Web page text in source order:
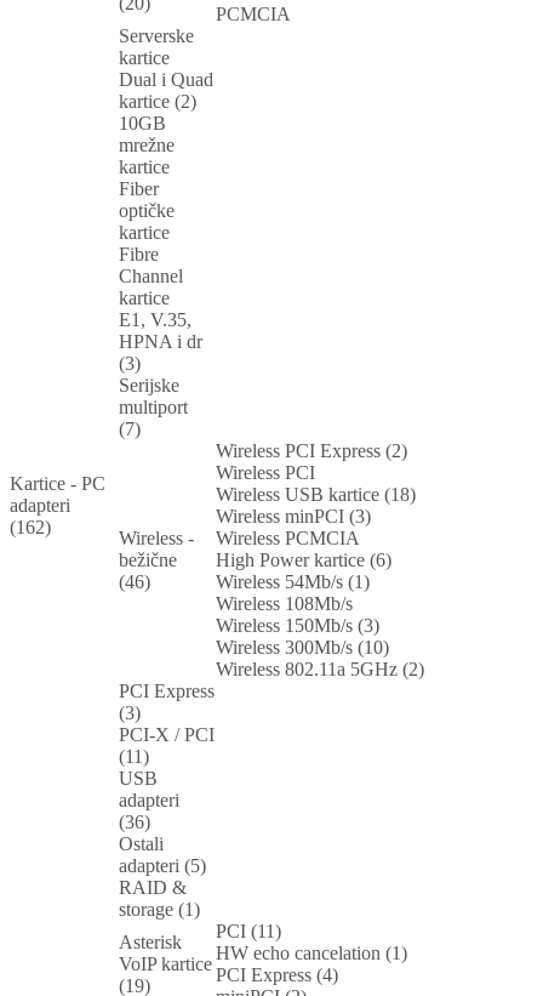
Kartice - PC
adapteri
(162)
PCMCIA
Serverske
kartice
Dual i Quad
kartice (2)
10GB
mrežne
kartice
Fiber
optičke
kartice
Fibre
Channel
kartice
E1, V.35,
HPNA i dr
(3)
Serijske
multiport
(7)
Wireless -
bežične
(46)
Wireless PCI Express (2)
Wireless PCI
Wireless USB kartice (18)
Wireless minPCI (3)
Wireless PCMCIA
High Power kartice (6)
Wireless 54Mb/s (1)
Wireless 108Mb/s
Wireless 150Mb/s (3)
Wireless 300Mb/s (10)
Wireless 802.11a 5GHz (2)
PCI Express
(3)
PCI-X / PCI
(11)
USB
adapteri
(36)
Ostali
adapteri (5)
RAID &
storage (1)
Asterisk
VoIP kartice
(19)
PCI (11)
HW echo cancelation (1)
PCI Express (4)